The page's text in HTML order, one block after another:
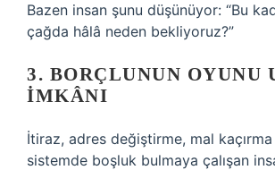
Bazen insan şunu düşünüyor: “Bu
çağda hâlâ neden bekliyoruz?”
3. BORÇLUNUN OYUNU
İMKÂNI
İtiraz, adres değiştirme, mal
sistemde boşluk bulmaya çalışan